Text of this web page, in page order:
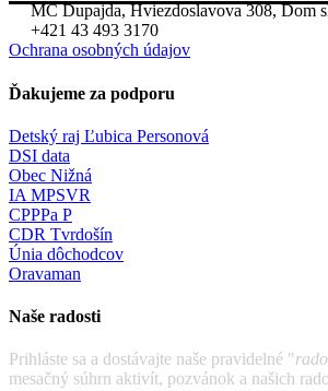
MC Dupajda, Hviezdoslavova 308, Dom
+421 43 493 3170
Ochrana osobných údajov
Ďakujeme za podporu
Detský raj Ľubica Personová
DSI data
Obec Nižná
IA MPSVR
CPPPa P
CDR Tvrdošín
Únia dôchodcov
Oravaman
Naše radosti
Prihláste sa a dostávajte naše pravidelné "
mesačný súhrn aktivít, pozvánok a našich